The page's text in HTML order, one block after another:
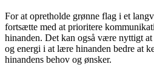
For at opretholde grønne flag i et
fortsætte med at prioritere
hinanden. Det kan også være nyttigt
og energi i at lære hinanden bedre at
hinandens behov og ønsker.